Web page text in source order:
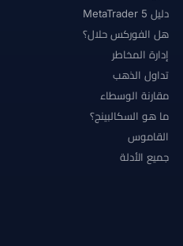
دليل MetaTrader 5
هل الفوركس حلال؟
إدارة المخاطر
تداول الذهب
مقارنة الوسطاء
ما هو السكالبينج؟
القاموس
جميع الأدلة